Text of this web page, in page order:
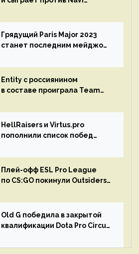
Грядущий Paris Major 2023
станет последним мейджор-
Entity с россиянином
в составе проиграла Team
HellRaisers и Virtus.pro
пополнили список побед
Плей-офф ESL Pro League
по CS:GO покинули Outsiders
Old G победила в закрытой
квалификации Dota Pro Circuit